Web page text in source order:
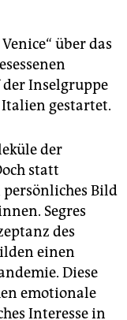
über das
Inselgruppe
gestartet.
der
statt
Bild
Segres
des
einen
Diese
emotionale
Interesse in